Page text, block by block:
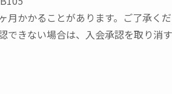
かかることがあります。ご了承くだ
きない場合は、入会承認を取り消